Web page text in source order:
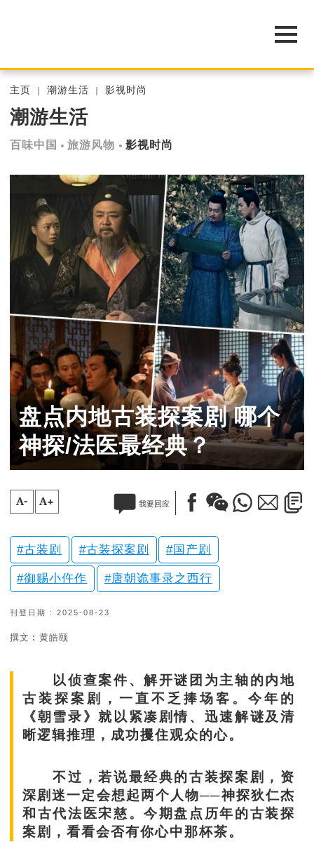
主页 潮游生活 影视时尚
潮游生活
百味中国 旅游风物 影视时尚
盘点内地古装探案剧 哪个
神探/法医最经典？
A- A+ 我要回应
古装剧 古装探案剧 国产剧
御赐小仵作 唐朝诡事录之西行
刊登日期 : 2025-08-23
撰文︰黄皓颐
以侦查案件、解开谜团为主轴的内地
古装探案剧，一直不乏捧场客。今年的
《朝雪录》就以紧凑剧情、迅速解谜及清
晰逻辑推理，成功攫住观众的心。
不过，若说最经典的古装探案剧，资
深剧迷一定会想起两个人物──神探狄仁杰
和古代法医宋慈。今期盘点历年的古装探
案剧，看看会否有你心中那杯茶。